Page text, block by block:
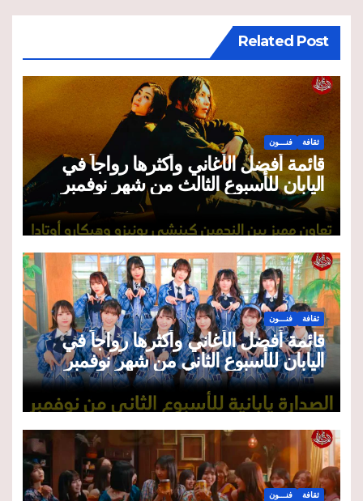
Related Post
ثقافة فنـــون
قائمة أفضل الأغاني وأكثرها رواجاً في
اليابان للأسبوع الثالث من شهر نوفمبر
2025
ثقافة فنـــون
قائمة أفضل الأغاني وأكثرها رواجاً في
اليابان للأسبوع الثاني من شهر نوفمبر
2025
ثقافة فنـــون